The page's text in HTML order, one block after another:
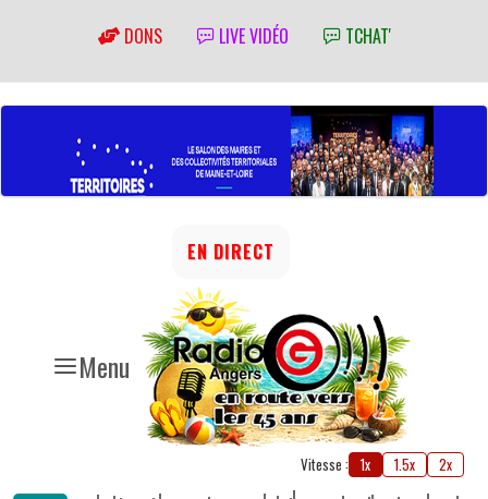
DONS LIVE VIDÉO TCHAT'
Menu
EN DIRECT
Vitesse : 1x 1.5x 2x